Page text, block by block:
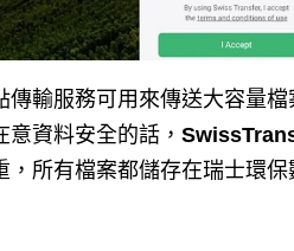
傳輸服務可用來傳送大容量
資料安全的話，
所有檔案都儲存在瑞士環